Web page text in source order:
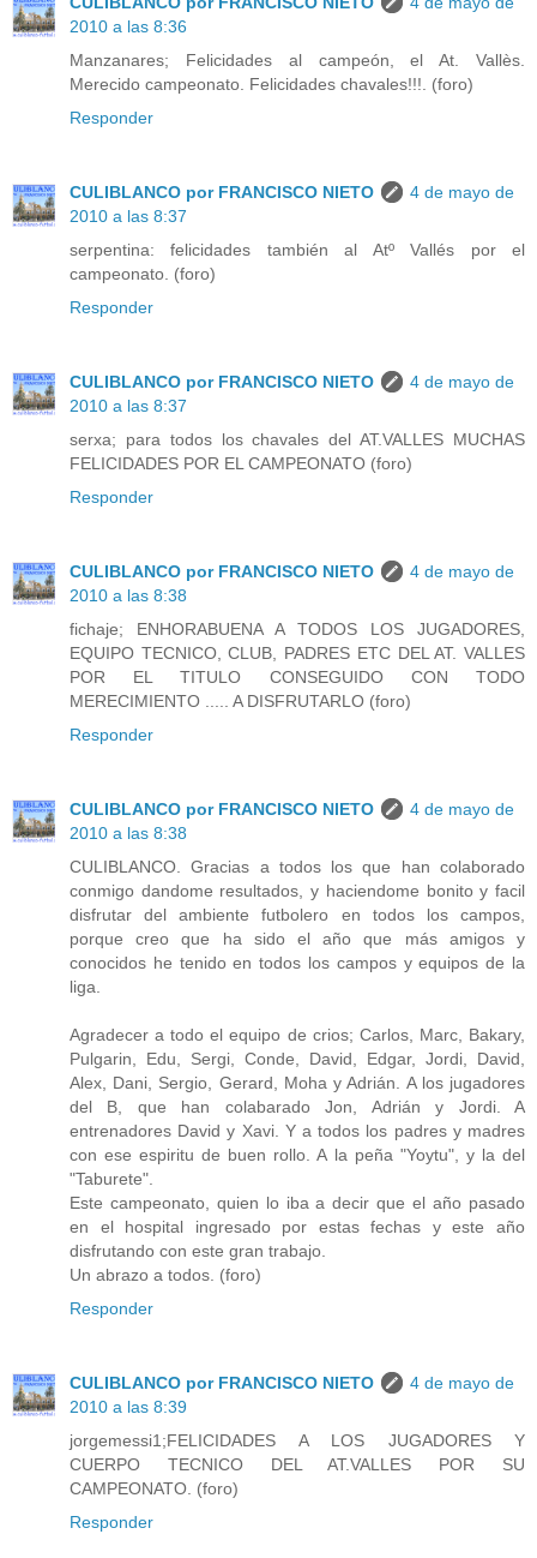
2010 a las 8:36
Manzanares; Felicidades al campeón, el At. Vallès.
Merecido campeonato. Felicidades chavales!!!. (foro)
Responder
CULIBLANCO por FRANCISCO NIETO
4 de mayo de
2010 a las 8:37
serpentina: felicidades también al Atº Vallés por el
campeonato. (foro)
Responder
CULIBLANCO por FRANCISCO NIETO
4 de mayo de
2010 a las 8:37
serxa; para todos los chavales del AT.VALLES MUCHAS
FELICIDADES POR EL CAMPEONATO (foro)
Responder
CULIBLANCO por FRANCISCO NIETO
4 de mayo de
2010 a las 8:38
fichaje; ENHORABUENA A TODOS LOS JUGADORES,
EQUIPO TECNICO, CLUB, PADRES ETC DEL AT. VALLES
POR EL TITULO CONSEGUIDO CON TODO
MERECIMIENTO ..... A DISFRUTARLO (foro)
Responder
CULIBLANCO por FRANCISCO NIETO
4 de mayo de
2010 a las 8:38
CULIBLANCO. Gracias a todos los que han colaborado
conmigo dandome resultados, y haciendome bonito y facil
disfrutar del ambiente futbolero en todos los campos,
porque creo que ha sido el año que más amigos y
conocidos he tenido en todos los campos y equipos de la
liga.
Agradecer a todo el equipo de crios; Carlos, Marc, Bakary,
Pulgarin, Edu, Sergi, Conde, David, Edgar, Jordi, David,
Alex, Dani, Sergio, Gerard, Moha y Adrián. A los jugadores
del B, que han colabarado Jon, Adrián y Jordi. A
entrenadores David y Xavi. Y a todos los padres y madres
con ese espiritu de buen rollo. A la peña "Yoytu", y la del
"Taburete".
Este campeonato, quien lo iba a decir que el año pasado
en el hospital ingresado por estas fechas y este año
disfrutando con este gran trabajo.
Un abrazo a todos. (foro)
Responder
CULIBLANCO por FRANCISCO NIETO
4 de mayo de
2010 a las 8:39
jorgemessi1;FELICIDADES A LOS JUGADORES Y
CUERPO TECNICO DEL AT.VALLES POR SU
CAMPEONATO. (foro)
Responder